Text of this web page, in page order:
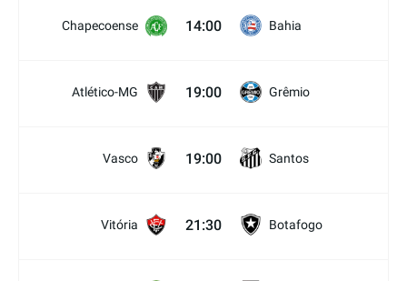
Chapecoense 14:00 Bahia
Atlético-MG 19:00 Grêmio
Vasco 19:00 Santos
Vitória 21:30 Botafogo